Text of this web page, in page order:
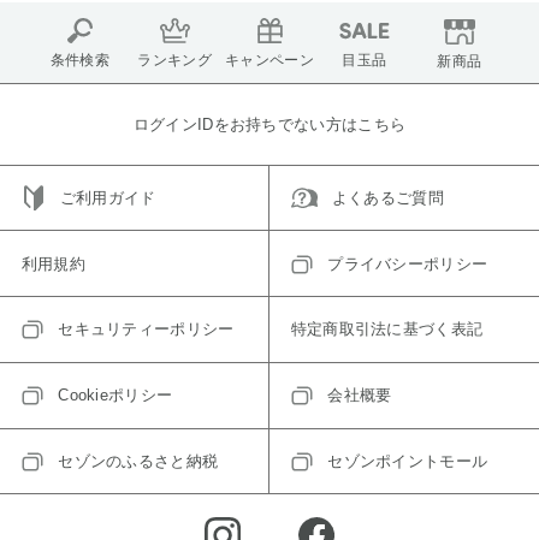
条件検索 ランキング キャンペーン 目玉品 新商品
ログインIDをお持ちでない方はこちら
ご利用ガイド よくあるご質問
利用規約 プライバシーポリシー
セキュリティーポリシー 特定商取引法に基づく表記
Cookieポリシー 会社概要
セゾンのふるさと納税 セゾンポイントモール